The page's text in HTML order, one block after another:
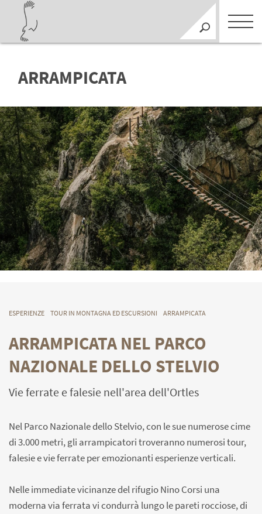
ARRAMPICATA
ESPERIENZE TOUR IN MONTAGNA ED ESCURSIONI ARRAMPICATA
ARRAMPICATA NEL PARCO
NAZIONALE DELLO STELVIO
Vie ferrate e falesie nell'area dell'Ortles
Nel Parco Nazionale dello Stelvio, con le sue numerose cime
di 3.000 metri, gli arrampicatori troveranno numerosi tour,
falesie e vie ferrate per emozionanti esperienze verticali.
Nelle immediate vicinanze del rifugio Nino Corsi una
moderna via ferrata vi condurrà lungo le pareti rocciose, di